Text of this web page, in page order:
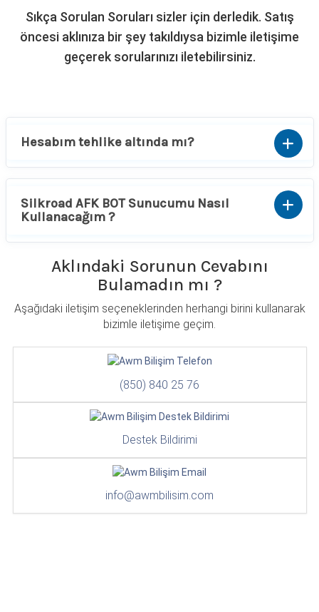
Sıkça Sorulan Soruları sizler için derledik. Satış
öncesi aklınıza bir şey takıldıysa bizimle iletişime
geçerek sorularınızı iletebilirsiniz.
Hesabım tehlike altında mı?
Silkroad AFK BOT Sunucumu Nasıl
Kullanacağım ?
Aklındaki Sorunun Cevabını
Bulamadın mı ?
Aşağıdaki iletişim seçeneklerinden herhangi birini kullanarak
bizimle iletişime geçim.
(850) 840 25 76
Destek Bildirimi
info@awmbilisim.com